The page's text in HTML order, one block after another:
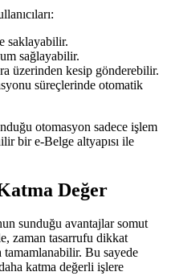
saklayabilir.
sağlayabilir.
üzerinden kesip gönderebilir.
süreçlerinde otomatik
otomasyon sadece işlem
bir e-Belge altyapısı ile
Değer
sunduğu avantajlar somut
zaman tasarrufu dikkat
tamamlanabilir. Bu sayede
katma değerli işlere